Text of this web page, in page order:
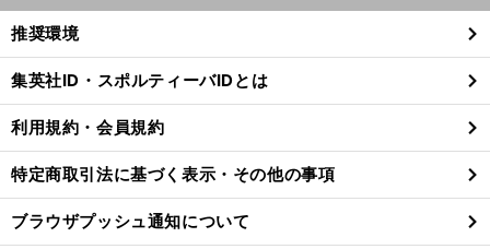
閉
る
推奨環境
集英社ID・スポルティーバIDとは
利用規約・会員規約
特定商取引法に基づく表示・その他の事項
ブラウザプッシュ通知について